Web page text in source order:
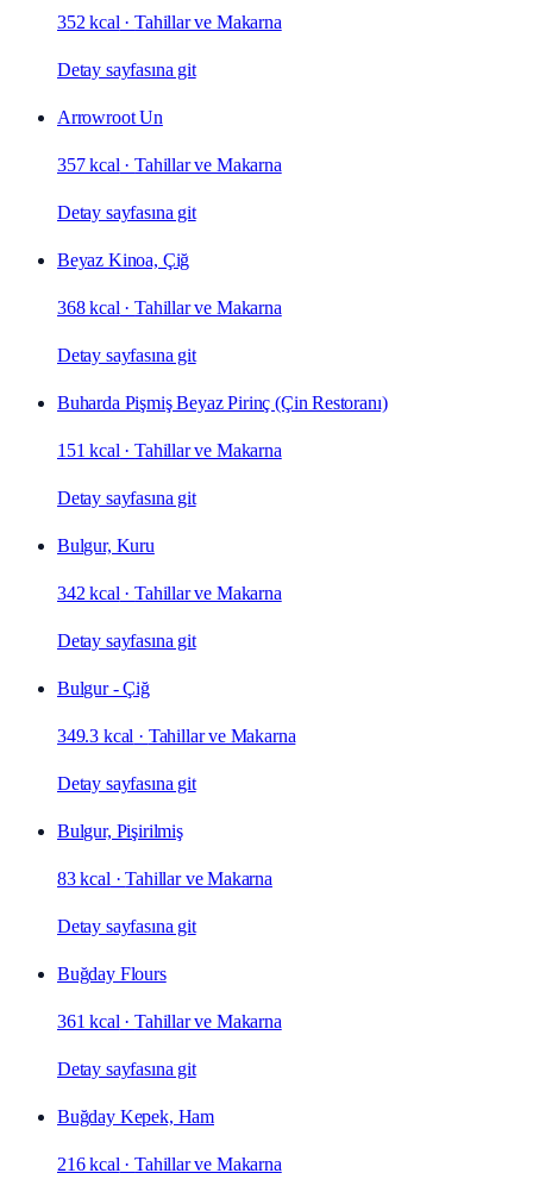
352 kcal ·Tahillar ve Makarna
Detay sayfasına git
Arrowroot Un
357 kcal ·Tahillar ve Makarna
Detay sayfasına git
Beyaz Kinoa, Çiğ
368 kcal ·Tahillar ve Makarna
Detay sayfasına git
Buharda Pişmiş Beyaz Pirinç (Çin Restoranı)
151 kcal ·Tahillar ve Makarna
Detay sayfasına git
Bulgur, Kuru
342 kcal ·Tahillar ve Makarna
Detay sayfasına git
Bulgur - Çiğ
349.3 kcal · Tahillar ve Makarna
Detay sayfasına git
Bulgur, Pişirilmiş
83 kcal ·Tahillar ve Makarna
Detay sayfasına git
Buğday Flours
361 kcal ·Tahillar ve Makarna
Detay sayfasına git
Buğday Kepek, Ham
216 kcal ·Tahillar ve Makarna